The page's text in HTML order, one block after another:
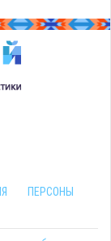
ПЕРСОНЫ